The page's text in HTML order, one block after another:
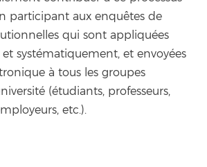
participant aux enquêtes de
qui sont appliquées
systématiquement, et envoyées
à tous les groupes
(étudiants, professeurs,
etc.).